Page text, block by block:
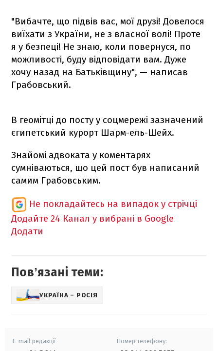
"Вибачте, що підвів вас, мої друзі! Довелося
виїхати з України, не з власної волі! Проте
я у безпеці! Не знаю, коли повернуся, по
можливості, буду відповідати вам. Дуже
хочу назад на Батьківщину", — написав
Грабовський.
В геомітці до посту у соцмережі зазначений
єгипетський курорт Шарм-ель-Шейх.
Знайомі адвоката у коментарях
сумніваються, що цей пост був написаний
самим Грабовським.
Не покладайтесь на випадок у стрічці
Додайте 24 Канал у вибрані в Google
Додати
Повʼязані теми:
УКРАЇНА – РОСІЯ
E-mail редакції Номер телефону: